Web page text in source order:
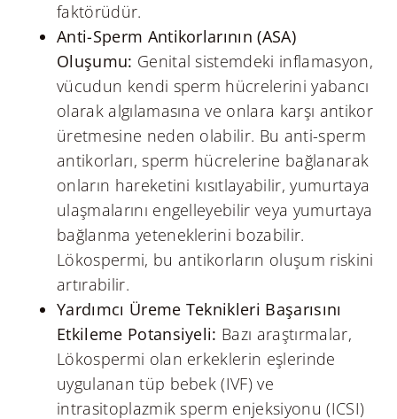
faktörüdür.
Anti-Sperm Antikorlarının (ASA)
Oluşumu: Genital sistemdeki inflamasyon,
vücudun kendi sperm hücrelerini yabancı
olarak algılamasına ve onlara karşı antikor
üretmesine neden olabilir. Bu anti-sperm
antikorları, sperm hücrelerine bağlanarak
onların hareketini kısıtlayabilir, yumurtaya
ulaşmalarını engelleyebilir veya yumurtaya
bağlanma yeteneklerini bozabilir.
Lökospermi, bu antikorların oluşum riskini
artırabilir.
Yardımcı Üreme Teknikleri Başarısını
Etkileme Potansiyeli: Bazı araştırmalar,
Lökospermi olan erkeklerin eşlerinde
uygulanan tüp bebek (IVF) ve
intrasitoplazmik sperm enjeksiyonu (ICSI)